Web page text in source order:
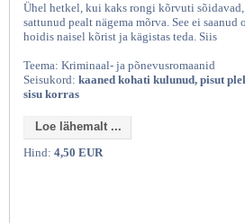
Ühel hetkel, kui kaks rongi kõrvuti
sattunud pealt nägema mõrva. See ei
hoidis naisel kõrist ja kägistas teda. Siis
Teema: Kriminaal- ja põnevusromaanid
Seisukord: kaaned kohati kulunud, pisut
sisu korras
Loe lähemalt ...
Hind: 4,50 EUR